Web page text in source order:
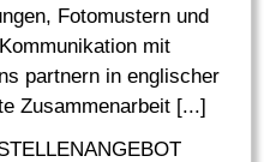
Fotomustern und
mit
partnern in englischer
Zusammenarbeit [...]